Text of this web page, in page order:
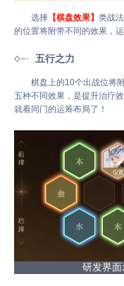
选择 【棋盘效果】 类战
的位置将附带不同的效果，
五行之力
棋盘上的10个出战位将附
五种不同效果，是提升治疗
就看同门的运筹布局了！
研发界